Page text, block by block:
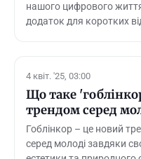
нашого цифрового
додаток для коротких
4 квіт. '25, 03:00
Що таке
трендом серед
Гоблінкор – це новий
серед молоді завдяки